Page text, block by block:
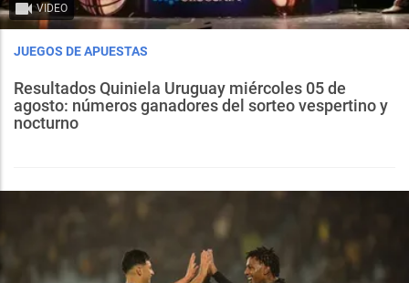
VIDEO
JUEGOS DE APUESTAS
Resultados Quiniela Uruguay miércoles 05 de
agosto: números ganadores del sorteo vespertino y
nocturno